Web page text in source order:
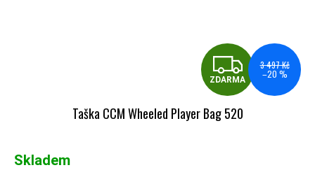
ZDARMA
3 497 Kč
–20 %
Taška CCM Wheeled Player Bag 520
Skladem